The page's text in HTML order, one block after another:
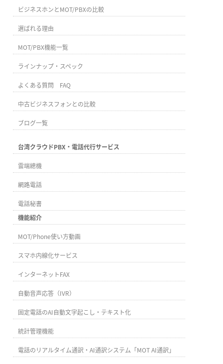
ビジネスホンとMOT/PBXの比較
選ばれる理由
MOT/PBX機能一覧
ラインナップ・スペック
よくある質問 FAQ
中古ビジネスフォンとの比較
ブログ一覧
台湾クラウドPBX・電話代行サービス
雲端總機
網路電話
電話秘書
機能紹介
MOT/Phone使い方動画
スマホ内線化サービス
インターネットFAX
自動音声応答（IVR）
固定電話のAI自動文字起こし・テキスト化
統計管理機能
電話のリアルタイム通訳・AI通訳システム「MOT AI通訳」